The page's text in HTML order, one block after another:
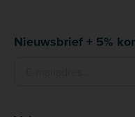
Nieuwsbrief + 5%